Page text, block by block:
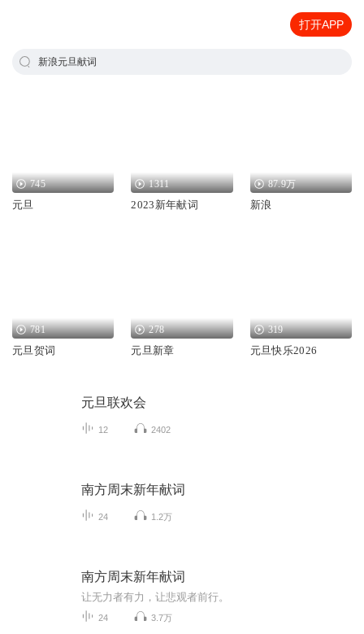
打开APP
新浪元旦献词
745
元旦
1311
2023新年献词
87.9万
新浪
781
元旦贺词
278
元旦新章
319
元旦快乐2026
元旦联欢会
12 2402
南方周末新年献词
24 1.2万
南方周末新年献词
让无力者有力，让悲观者前行。
24 3.7万